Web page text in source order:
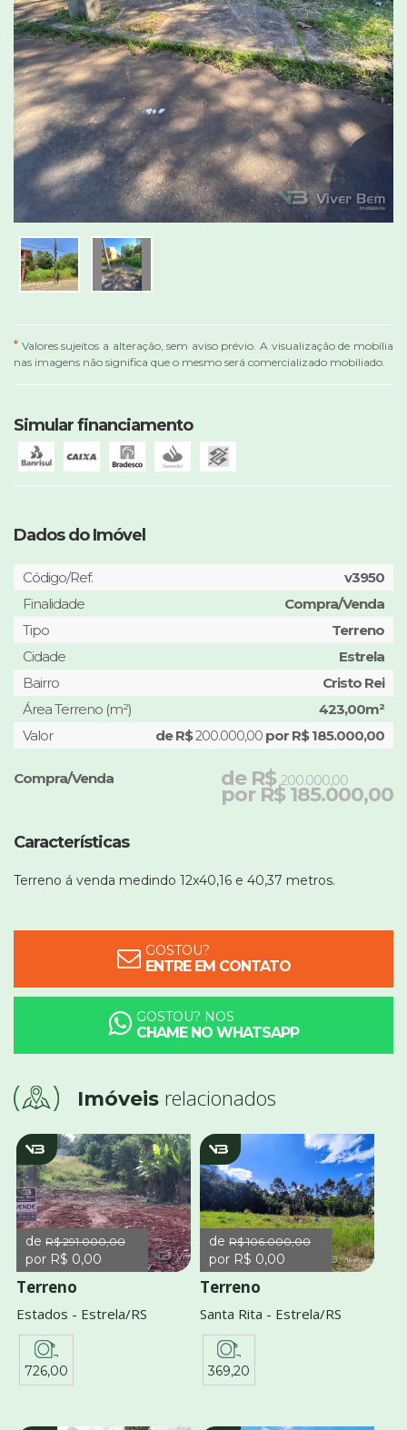
* Valores sujeitos a alteração, sem aviso prévio. A visualização de mobília
nas imagens não significa que o mesmo será comercializado mobiliado.
Simular financiamento
Dados do Imóvel
Código/Ref.
v3950
Finalidade
Compra/Venda
Tipo
Terreno
Cidade
Estrela
Bairro
Cristo Rei
Área Terreno (m²)
423,00m²
Valor
de R$200.000,00 por R$ 185.000,00
Compra/Venda de R$200.000,00
por R$ 185.000,00
Características
Terreno á venda medindo 12x40,16 e 40,37 metros.
GOSTOU?
ENTRE EM CONTATO
GOSTOU? NOS
CHAME NO WHATSAPP
Imóveis relacionados
v940
de R$ 291.000,00
por R$ 0,00
Terreno
Estados - Estrela/RS
726,00
v1884
deR$ 106.000,00
por R$ 0,00
Terreno
Santa Rita - Estrela/RS
369,20